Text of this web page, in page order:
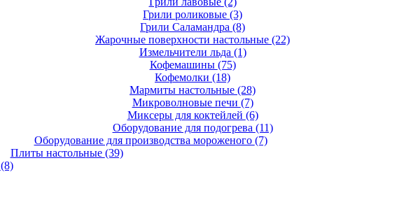
Грили роликовые (3)
Грили Саламандра (8)
Жарочные поверхности настольные (22)
Измельчители льда (1)
Кофемашины (75)
Кофемолки (18)
Мармиты настольные (28)
Микроволновые печи (7)
Миксеры для коктейлей (6)
Оборудование для подогрева (11)
Оборудование для производства мороженого (7)
Плиты настольные (39)
(8)